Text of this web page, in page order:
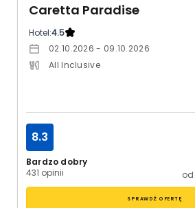
Caretta Paradise
Hotel:4.5
02.10.2026 - 09.10.2026
All Inclusive
Bardzo dobry
431 opinii
8.3
od
SPRAWDŹ OFERTĘ